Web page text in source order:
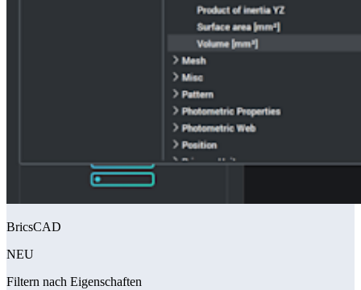
BricsCAD
NEU
Filtern nach Eigenschaften